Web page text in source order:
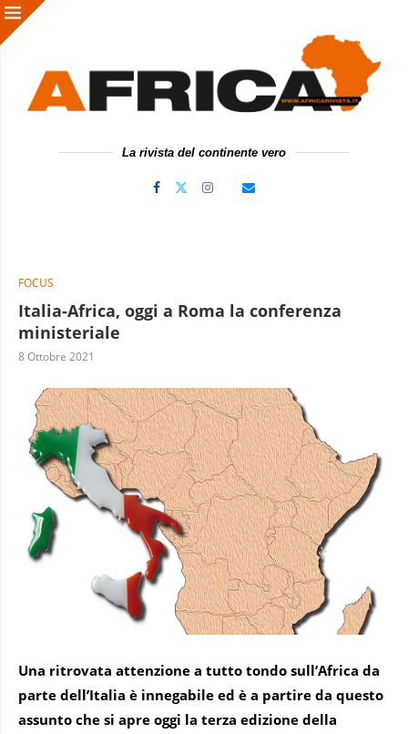
La rivista del continente vero
FOCUS
Italia-Africa, oggi a Roma la conferenza
ministeriale
8 Ottobre 2021
Una ritrovata attenzione a tutto tondo sull’Africa da
parte dell’Italia è innegabile ed è a partire da questo
assunto che si apre oggi la terza edizione della